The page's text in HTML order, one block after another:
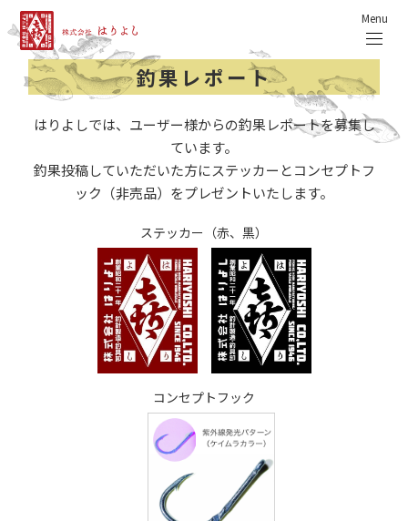
Menu
釣果レポート
はりよしでは、ユーザー様からの釣果レポートを募集し
ています。
釣果投稿していただいた方にステッカーとコンセプトフ
ック（非売品）をプレゼントいたします。
ステッカー（赤、黒）
コンセプトフック